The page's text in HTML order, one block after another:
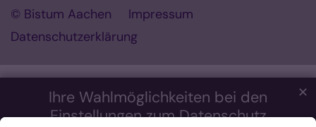
Ihre Wahlmöglichkeiten bei den
Einstellungen zum Datenschutz
✕
© Bistum Aachen
Impressum
Datenschutzerklärung